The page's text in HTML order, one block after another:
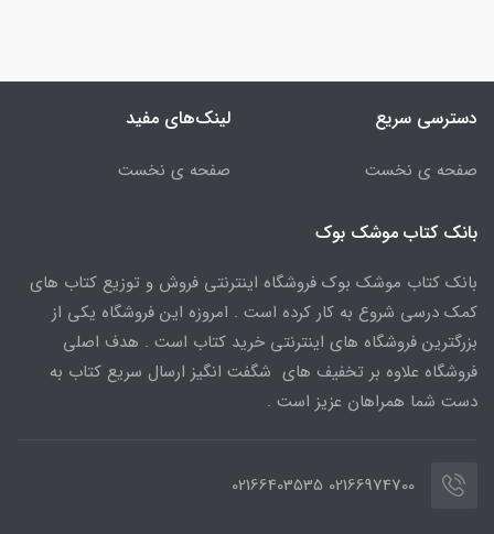
دسترسی سریع
صفحه ی نخست
لینک‌های مفید
صفحه ی نخست
بانک کتاب موشک بوک
بانک کتاب موشک بوک فروشگاه اینترنتی فروش و توزیع کتاب های
کمک درسی شروع به کار کرده است . امروزه این فروشگاه یکی از
بزرگترین فروشگاه های اینترنتی خرید کتاب است . هدف اصلی
فروشگاه علاوه بر تخفیف های شگفت انگیز ارسال سریع کتاب به
دست شما همراهان عزیز است .
02166974700 02166403535